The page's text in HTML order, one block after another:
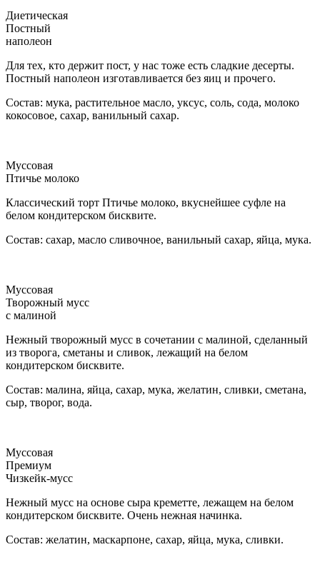
Диетическая
Постный
наполеон
Для тех, кто держит пост, у нас тоже есть сладкие десерты.
Постный наполеон изготавливается без яиц и прочего.
Состав: мука, растительное масло, уксус, соль, сода, молоко
кокосовое, сахар, ванильный сахар.
Муссовая
Птичье молоко
Классический торт Птичье молоко, вкуснейшее суфле на
белом кондитерском бисквите.
Состав: сахар, масло сливочное, ванильный сахар, яйца, мука.
Муссовая
Творожный мусс
с малиной
Нежный творожный мусс в сочетании с малиной, сделанный
из творога, сметаны и сливок, лежащий на белом
кондитерском бисквите.
Состав: малина, яйца, сахар, мука, желатин, сливки, сметана,
сыр, творог, вода.
Муссовая
Премиум
Чизкейк-мусс
Нежный мусс на основе сыра креметте, лежащем на белом
кондитерском бисквите. Очень нежная начинка.
Состав: желатин, маскарпоне, сахар, яйца, мука, сливки.